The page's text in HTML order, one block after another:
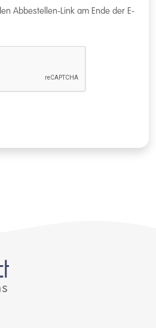
Abbestellen-Link am Ende der E-